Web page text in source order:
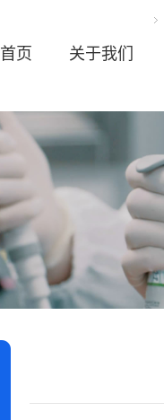
首页 关于我们